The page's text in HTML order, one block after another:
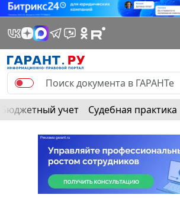
Бюджетный учет Судебная практика